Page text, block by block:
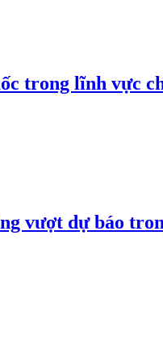
trong lĩnh vực
vượt dự báo